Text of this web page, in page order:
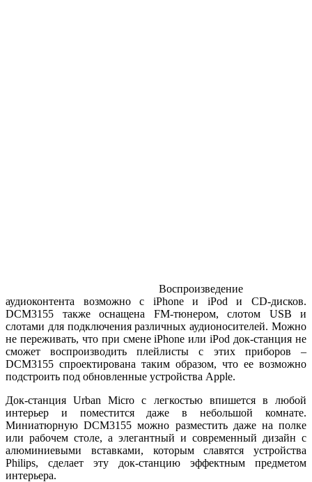
Воспроизведение
аудиоконтента возможно с iPhone и iPod и CD-дисков.
DCM3155 также оснащена FM-тюнером, слотом USB и
слотами для подключения различных аудионосителей. Можно
не переживать, что при смене iPhone или iPod док-станция не
сможет воспроизводить плейлисты с этих приборов –
DCM3155 спроектирована таким образом, что ее возможно
подстроить под обновленные устройства Apple.
Док-станция Urban Micro с легкостью впишется в любой
интерьер и поместится даже в небольшой комнате.
Миниатюрную DCM3155 можно разместить даже на полке
или рабочем столе, а элегантный и современный дизайн с
алюминиевыми вставками, которым славятся устройства
Philips, сделает эту док-станцию эффектным предметом
интерьера.